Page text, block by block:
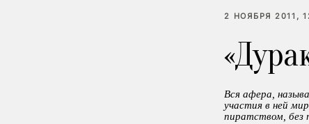
2 НОЯБРЯ 2011,
Вся афера,
участия в ней
пиратством, без